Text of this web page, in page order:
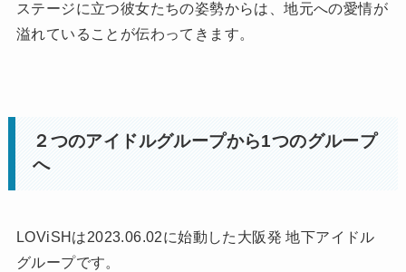
ステージに立つ彼女たちの姿勢からは、地元への愛情が
溢れていることが伝わってきます。
２つのアイドルグループから1つのグループ
へ
LOViSHは2023.06.02に始動した大阪発 地下アイドル
グループです。